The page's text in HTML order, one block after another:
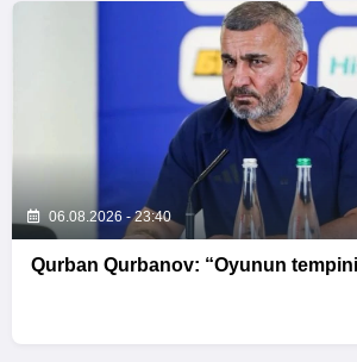
06.08.2026 - 23:40
Qurban Qurbanov: “Oyunun tempini